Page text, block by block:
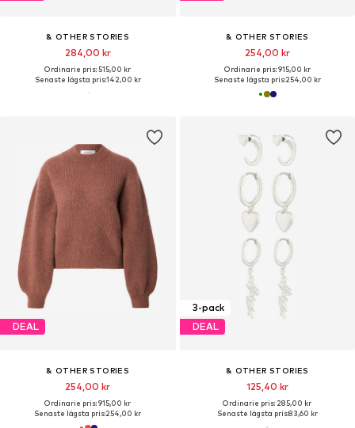
& OTHER STORIES
284,00 kr
Ordinarie pris: 515,00 kr
Senaste lägsta pris:142,00 kr
& OTHER STORIES
254,00 kr
Ordinarie pris: 915,00 kr
Senaste lägsta pris:254,00 kr
DEAL
& OTHER STORIES
254,00 kr
Ordinarie pris: 915,00 kr
Senaste lägsta pris:254,00 kr
3-pack
DEAL
& OTHER STORIES
125,40 kr
Ordinarie pris: 285,00 kr
Senaste lägsta pris:83,60 kr